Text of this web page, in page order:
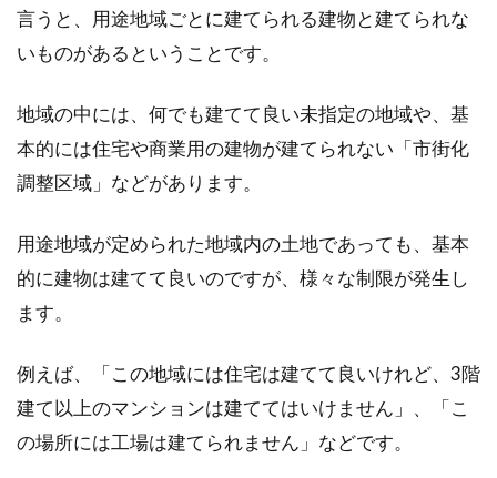
1K賃貸住まい！家具のレイアウトや
インテリアのお悩み解消！
1K賃貸住まいの方、家具のレイアウトやインテ
リアにお悩みではないですか？1Kの物件だと部
屋が...
初期費用の礼金は値下げ交渉でき
賃貸物件に入居するとき、初期費用の金額に驚
く方も少なくないでしょう。しかし、その初期
費用...
言うと、用途地域ごとに建てられる建物と建てられな
いものがあるということです。
地域の中には、何でも建てて良い未指定の地域や、基
本的には住宅や商業用の建物が建てられない「市街化
調整区域」などがあります。
用途地域が定められた地域内の土地であっても、基本
的に建物は建てて良いのですが、様々な制限が発生し
ます。
例えば、「この地域には住宅は建てて良いけれど、3階
建て以上のマンションは建ててはいけません」、「こ
の場所には工場は建てられません」などです。